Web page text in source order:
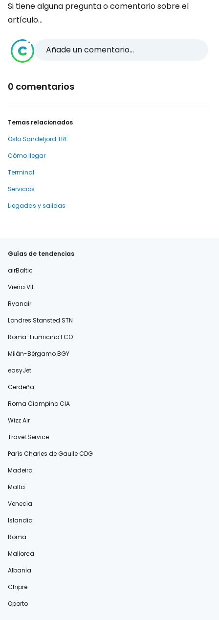
Si tiene alguna pregunta o comentario sobre el
artículo...
Añade un comentario...
0 comentarios
Temas relacionados
Oslo Sandefjord TRF
Cómo llegar
Terminal
Servicios
Llegadas y salidas
Guías de tendencias
airBaltic
Viena VIE
Ryanair
Londres Stansted STN
Roma-Fiumicino FCO
Milán-Bérgamo BGY
easyJet
Cerdeña
Roma Ciampino CIA
Wizz Air
Travel Service
París Charles de Gaulle CDG
Madeira
Malta
Venecia
Islandia
Roma
Mallorca
Albania
Chipre
Oporto